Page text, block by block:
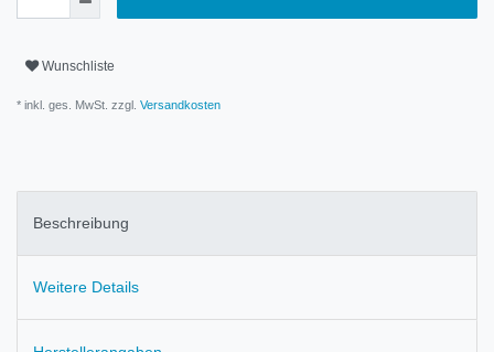
Wunschliste
* inkl. ges. MwSt. zzgl. Versandkosten
Beschreibung
Weitere Details